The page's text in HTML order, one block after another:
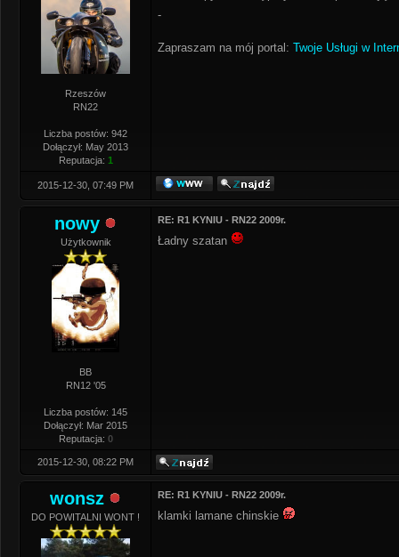
Rzeszów
RN22
Liczba postów: 942
Dołączył: May 2013
Reputacja: 1
-
Zapraszam na mój portal: Twoje Usługi w
2015-12-30, 07:49 PM
nowy
Użytkownik
BB
RN12 '05
Liczba postów: 145
Dołączył: Mar 2015
Reputacja: 0
RE: R1 KYNIU - RN22 2009r.
Ładny szatan
2015-12-30, 08:22 PM
wonsz
DO POWITALNI WONT !
RE: R1 KYNIU - RN22 2009r.
klamki lamane chinskie